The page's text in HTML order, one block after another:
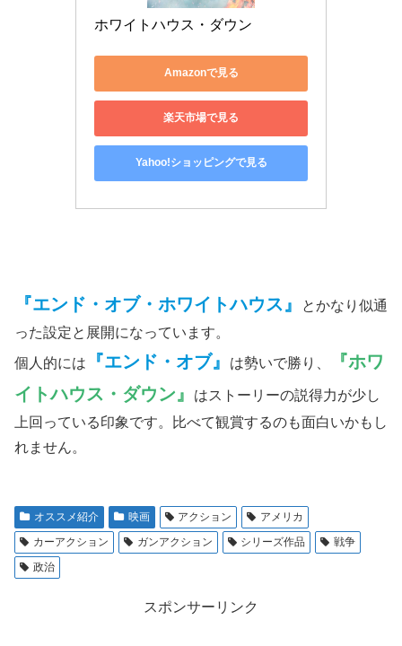
ホワイトハウス・ダウン
Amazonで見る
楽天市場で見る
Yahoo!ショッピングで見る
『エンド・オブ・ホワイトハウス』
とかなり似通
った設定と展開になっています。
個人的には
『エンド・オブ』 は勢いで勝り、
『ホワ
イトハウス・ダウン』
はストーリーの説得力が少し
上回っている印象です。比べて観賞するのも面白いかもし
れません。
オススメ紹介 映画 アクション
アメリカ
カーアクション
ガンアクション シリーズ作品
戦争
政治
スポンサーリンク